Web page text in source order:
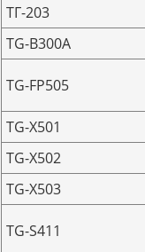
ТГ-203
TG-B300A
TG-FP505
TG-X501
TG-X502
TG-X503
TG-S411